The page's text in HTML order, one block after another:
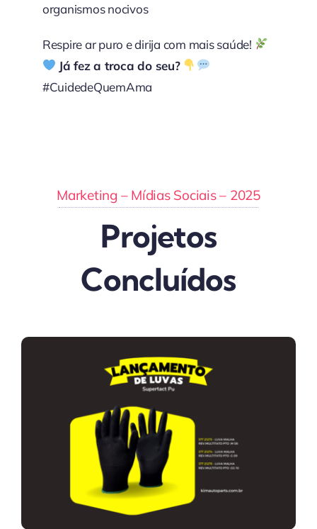
organismos nocivos
Respire ar puro e dirija com mais saúde!
Já fez a troca do seu?
#CuidedeQuemAma
Marketing – Mídias Sociais – 2025
Projetos
Concluídos